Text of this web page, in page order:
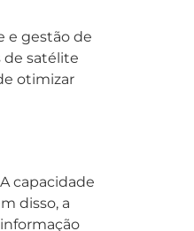
e gestão de
de satélite
otimizar
capacidade
disso, a